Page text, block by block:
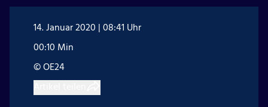
14. Januar 2020 | 08:41 Uhr
00:10 Min
© OE24